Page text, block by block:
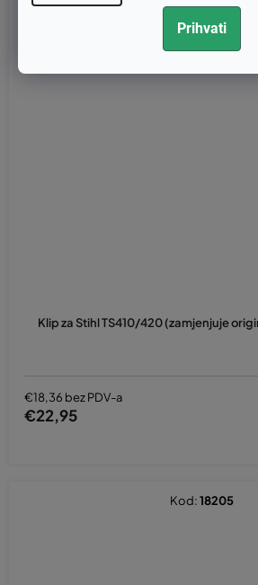
Prihvati
Klip za Stihl TS410/420 (zamjenjuje
€18,36 bez PDV-a
€22,95
Kod:18205